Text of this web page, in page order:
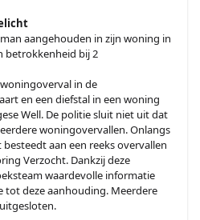
aangehouden in zijn woning in
betrokkenheid bij 2
in de
en een diefstal in een woning
Well. De politie sluit niet uit dat
woningovervallen. Onlangs
aan een reeks overvallen
Verzocht. Dankzij deze
waardevolle informatie
tot deze aanhouding. Meerdere